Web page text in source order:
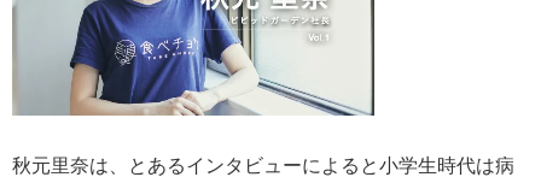
秋元里奈は、とあるインタビューによると小学生時代は病